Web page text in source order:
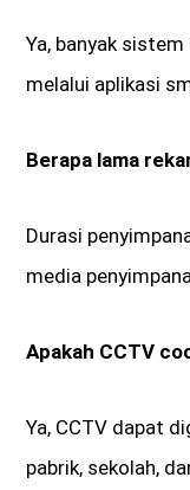
Ya, banyak
melalui aplikasi
Berapa lama
Durasi
media
Apakah CCTV
Ya, CCTV dapat
pabrik, sekolah,